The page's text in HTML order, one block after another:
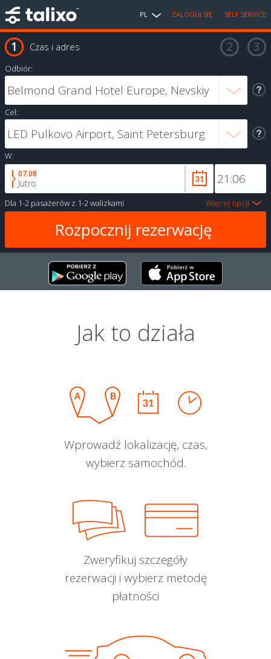
PL ZALOGUJ SIĘ SELF SERVICE
Czas i adres
Odbiór:
Cel:
W:
07.08
Jutro
Dla 1-2 pasażerów z 1-2 walizkami Więcej opcji
Jak to działa
Wprowadź lokalizację, czas,
wybierz samochód.
Zweryfikuj szczegóły
rezerwacji i wybierz metodę
płatności